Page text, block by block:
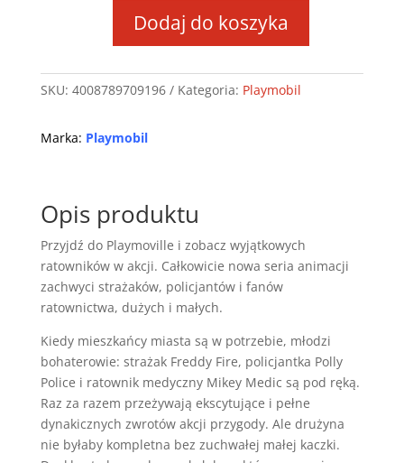
Duck
on
call
Akcja
Dodaj do koszyka
SKU: 4008789709196 Kategoria: Playmobil
Marka: Playmobil
Opis produktu
Przyjdź do Playmoville i zobacz wyjątkowych
ratowników w akcji. Całkowicie nowa seria animacji
zachwyci strażaków, policjantów i fanów
ratownictwa, dużych i małych.
Kiedy mieszkańcy miasta są w potrzebie, młodzi
bohaterowie: strażak Freddy Fire, policjantka Polly
Police i ratownik medyczny Mikey Medic są pod ręką.
Raz za razem przeżywają ekscytujące i pełne
dynakicznych zwrotów akcji przygody. Ale drużyna
nie byłaby kompletna bez zuchwałej małej kaczki.